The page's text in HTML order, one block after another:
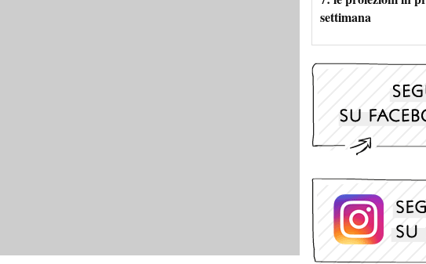
settimana